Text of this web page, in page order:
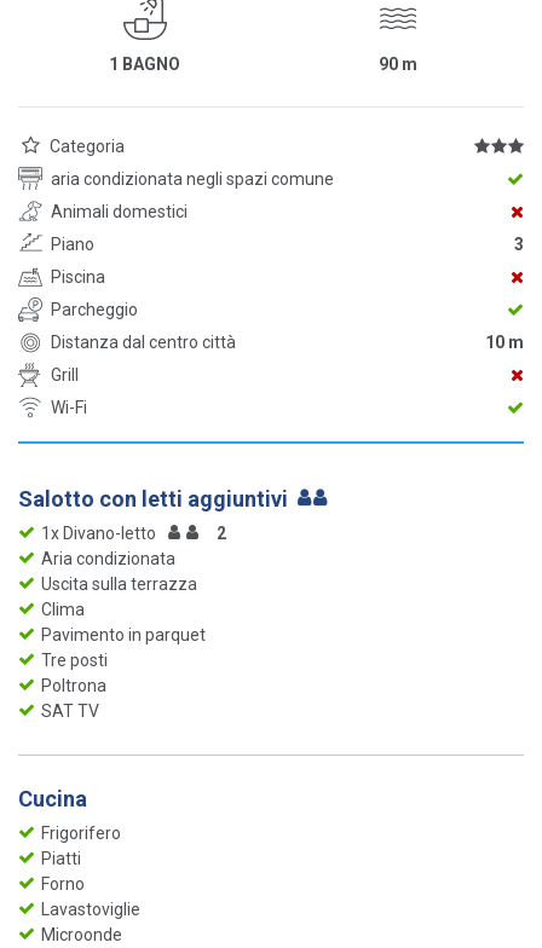
1 BAGNO 90 m
Categoria
aria condizionata negli spazi comune
Animali domestici
Piano
3
Piscina
Parcheggio
Distanza dal centro città
10 m
Grill
Wi-Fi
Salotto con letti aggiuntivi
1x Divano-letto
2
Aria condizionata
Uscita sulla terrazza
Clima
Pavimento in parquet
Tre posti
Poltrona
SAT TV
Cucina
Frigorifero
Piatti
Forno
Lavastoviglie
Microonde